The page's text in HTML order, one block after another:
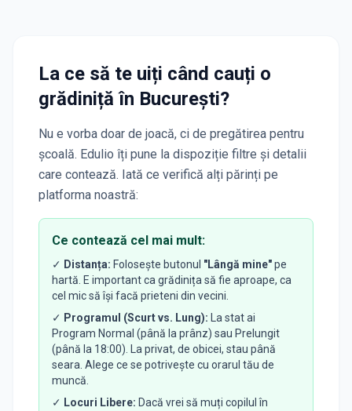
La ce să te uiți când cauți o
grădinițăîn București?
Nu e vorba doar de joacă, ci de pregătirea pentru
școală. Edulio îți pune la dispoziție filtre și detalii
care contează. Iată ce verifică alți părinți pe
platforma noastră:
Ce contează cel mai mult:
✓ Distanța: Folosește butonul "Lângă mine"pe
hartă. E important ca grădinița să fie aproape, ca
cel mic să își facă prieteni din vecini.
✓ Programul (Scurt vs. Lung): La stat ai
Program Normal (până la prânz) sau Prelungit
(până la 18:00). La privat, de obicei, stau până
seara. Alege ce se potrivește cu orarul tău de
muncă.
✓ Locuri Libere: Dacă vrei să muți copilul în